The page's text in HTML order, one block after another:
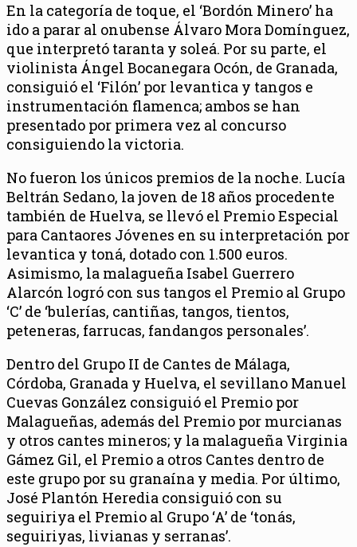
En la categoría de toque, el ‘Bordón Minero’ ha
ido a parar al onubense Álvaro Mora Domínguez,
que interpretó taranta y soleá. Por su parte, el
violinista Ángel Bocanegara Ocón, de Granada,
consiguió el ‘Filón’ por levantica y tangos e
instrumentación flamenca; ambos se han
presentado por primera vez al concurso
consiguiendo la victoria.
No fueron los únicos premios de la noche. Lucía
Beltrán Sedano, la joven de 18 años procedente
también de Huelva, se llevó el Premio Especial
para Cantaores Jóvenes en su interpretación por
levantica y toná, dotado con 1.500 euros.
Asimismo, la malagueña Isabel Guerrero
Alarcón logró con sus tangos el Premio al Grupo
‘C’ de ‘bulerías, cantiñas, tangos, tientos,
peteneras, farrucas, fandangos personales’.
Dentro del Grupo II de Cantes de Málaga,
Córdoba, Granada y Huelva, el sevillano Manuel
Cuevas González consiguió el Premio por
Malagueñas, además del Premio por murcianas
y otros cantes mineros; y la malagueña Virginia
Gámez Gil, el Premio a otros Cantes dentro de
este grupo por su granaína y media. Por último,
José Plantón Heredia consiguió con su
seguiriya el Premio al Grupo ‘A’ de ‘tonás,
seguiriyas, livianas y serranas’.